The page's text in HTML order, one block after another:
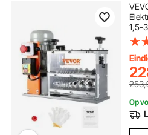
1,5-
65
Op